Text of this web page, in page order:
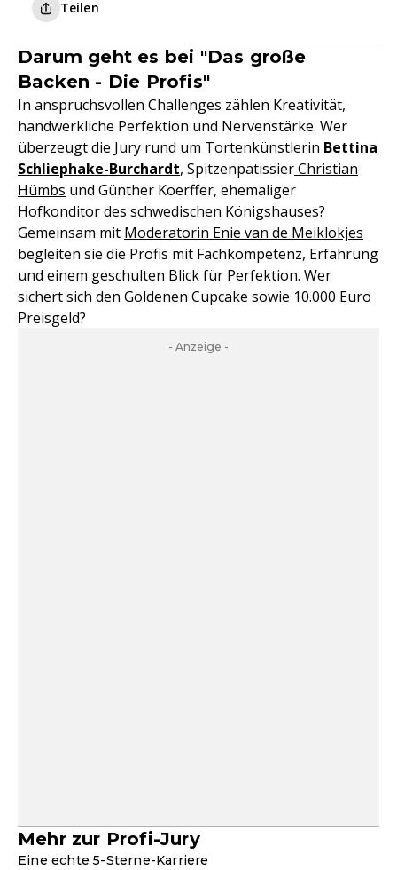
Teilen
Darum geht es bei "Das große
Backen - Die Profis"
In anspruchsvollen Challenges zählen Kreativität,
handwerkliche Perfektion und Nervenstärke. Wer
überzeugt die Jury rund um Tortenkünstlerin Bettina
Schliephake-Burchardt, SpitzenpatissierChristian
Hümbs und Günther Koerffer, ehemaliger
Hofkonditor des schwedischen Königshauses?
Gemeinsam mit Moderatorin Enie van de Meiklokjes
begleiten sie die Profis mit Fachkompetenz, Erfahrung
und einem geschulten Blick für Perfektion. Wer
sichert sich den Goldenen Cupcake sowie 10.000 Euro
Preisgeld?
- Anzeige -
Mehr zur Profi-Jury
Eine echte 5-Sterne-Karriere